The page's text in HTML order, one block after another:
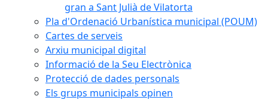
gran a Sant Julià de Vilatorta
Pla d'Ordenació Urbanística municipal (POUM)
Cartes de serveis
Arxiu municipal digital
Informació de la Seu Electrònica
Protecció de dades personals
Els grups municipals opinen